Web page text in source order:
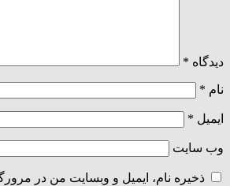
دیدگاه *
نام *
ایمیل *
وب‌ سایت
ذخیره نام، ایمیل و وبسایت من در